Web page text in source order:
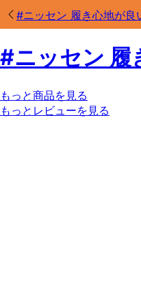
#ニッセン 履き心地が良
#ニッセン 履
もっと商品を見る
もっとレビューを見る